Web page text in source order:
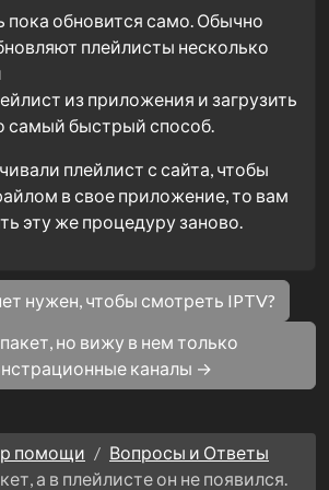
обновится само. Обычно
плейлисты несколько
из приложения и загрузить
самый быстрый способ.
плейлист с сайта, чтобы
в свое приложение, то вам
эту же процедуру заново.
нужен, чтобы смотреть IPTV?
но вижу в нем только
каналы →
помощи
Вопросы и Ответы
а в плейлисте он не появился.